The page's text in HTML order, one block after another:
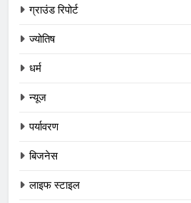
ग्राउंड रिपोर्ट
ज्योतिष
धर्म
न्यूज
पर्यावरण
बिजनेस
लाइफ स्टाइल